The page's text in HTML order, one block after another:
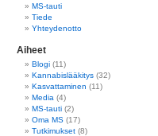
MS-tauti
Tiede
Yhteydenotto
Aiheet
Blogi (11)
Kannabislääkitys (32)
Kasvattaminen (11)
Media (4)
MS-tauti (2)
Oma MS (17)
Tutkimukset (8)